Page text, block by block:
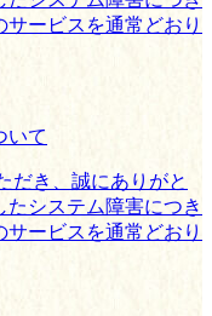
ービスを通常どおり
いて
だき、誠にありがと
システム障害につき
ービスを通常どおり